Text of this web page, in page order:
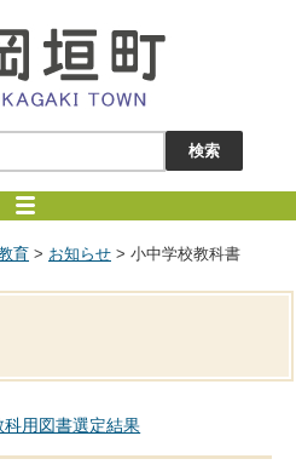
育 > お知らせ > 小中学校教科書
用図書選定結果